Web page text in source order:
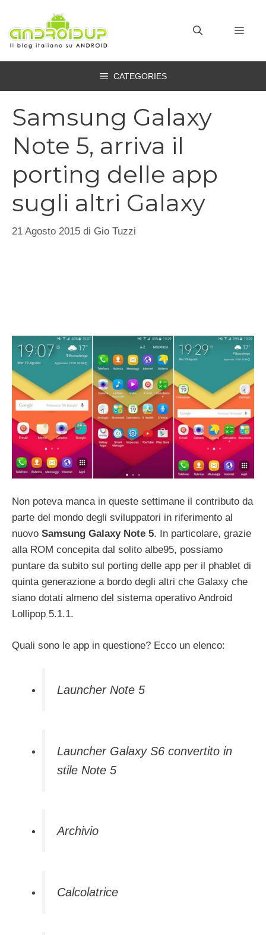
contenuto
CATEGORIES
Samsung Galaxy
Note 5, arriva il
porting delle app
sugli altri Galaxy
21 Agosto 2015 di Gio Tuzzi
Non poteva manca in queste settimane il contributo da
parte del mondo degli sviluppatori in riferimento al
nuovo Samsung Galaxy Note 5. In particolare, grazie
alla ROM concepita dal solito albe95, possiamo
puntare da subito sul porting delle app per il phablet di
quinta generazione a bordo degli altri che Galaxy che
siano dotati almeno del sistema operativo Android
Lollipop 5.1.1.
Quali sono le app in questione? Ecco un elenco:
Launcher Note 5
Launcher Galaxy S6 convertito in
stile Note 5
Archivio
Calcolatrice